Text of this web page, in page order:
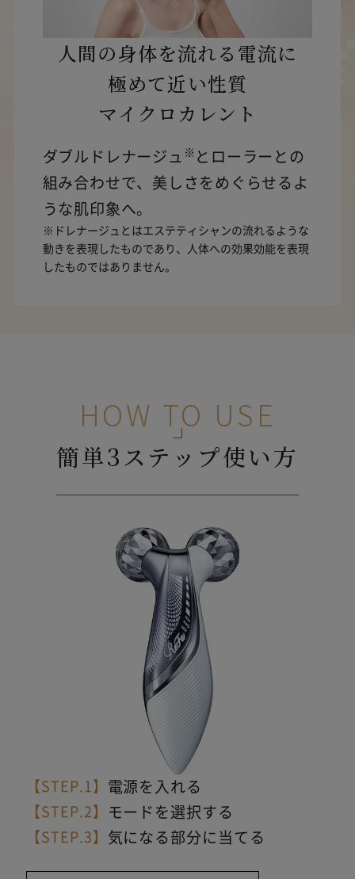
人間の身体を流れる電流に
極めて近い性質
マイクロカレント
ダブルドレナージュ ※ とローラーとの
組み合わせで、美しさをめぐらせるよ
うな肌印象へ。
※ドレナージュとはエステティシャンの流れるような
動きを表現したものであり、人体への効果効能を表現
したものではありません。
HOW TO USE
簡単3ステップ使い方
【STEP.1】 電源を入れる
【STEP.2】 モードを選択する
【STEP.3】 気になる部分に当てる